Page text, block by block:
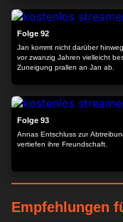
Folge 92
Jan kommt nicht darüber
vor zwanzig Jahren vielleicht
Zuneigung prallen an Jan ab.
Folge 93
Annas Entschluss zur
vertiefen ihre Freundschaft.
Empfehlungen